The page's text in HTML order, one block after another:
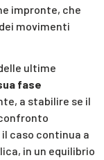
impronte, che
movimenti
ultime
fase
a stabilire se il
caso continua a
in un equilibrio